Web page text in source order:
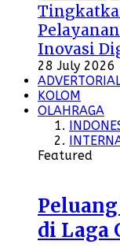
Inovasi
28 July 2026
KOLOM
OLAHRAGA
Featured
di Laga